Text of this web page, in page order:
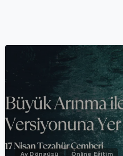
Ay Döngüsü Online Eğitim